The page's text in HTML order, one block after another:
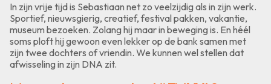
In zijn vrije tijd is Sebastiaan net zo veelzijdig als in zijn werk.
Sportief, nieuwsgierig, creatief, festival pakken, vakantie,
museum bezoeken. Zolang hij maar in beweging is. En héél
soms ploft hij gewoon even lekker op de bank samen met
zijn twee dochters of vriendin. We kunnen wel stellen dat
afwisseling in zijn DNA zit.